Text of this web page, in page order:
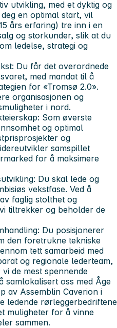
utvikling, med et dyktig og
en optimal start, vil
års erfaring) tre inn i en
og storkunder, slik at du
ledelse, strategi og
Du får det overordnede
med mandat til å
for «Tromsø 2.0».
organisasjonen og
i nord.
Som øverste
og optimal
og
samspillet
for å maksimere
Du skal lede og
vekstfase. Ved å
faglig stolthet og
tiltrekker og beholder de
Du posisjonerer
den foretrukne tekniske
tett samarbeid med
og regionale lederteam,
de mest spennende
samlokalisert oss med Åge
av Assemblin Caverion i
ledende rørleggerbedriftene
muligheter for å vinne
sammen.